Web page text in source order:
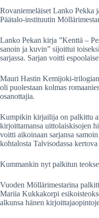
Rovaniemeläiset Lanko Pekka
Päätalo-instituutin
Lanko Pekan kirja ”Kenttä –
sanoin ja kuvin” sijoittui
sarjassa. Sarjan voitti
Mauri Hastin Kemijoki-
oli puolestaan kolmas
osanottajia.
Kumpikin kirjailija on palkittu
kirjoittamansa uittolaiskisojen
voitti aikoinaan sarjansa
kohtalosta Talvisodassa
Kummankin nyt palkitun
Vuoden Möllärimestarina
Mariia Kukkakorpi
alkunsa hänen